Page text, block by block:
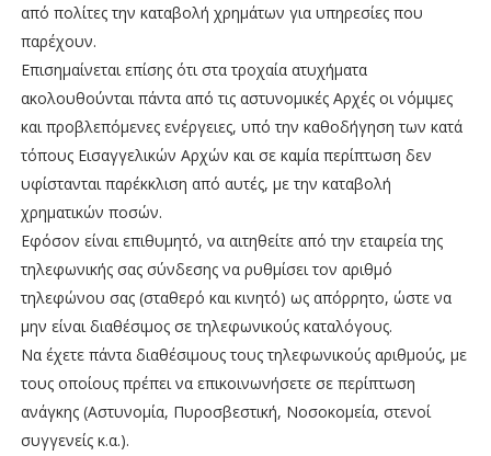
από πολίτες την καταβολή χρημάτων για υπηρεσίες που
παρέχουν.
Επισημαίνεται επίσης ότι στα τροχαία ατυχήματα
ακολουθούνται πάντα από τις αστυνομικές Αρχές οι νόμιμες
και προβλεπόμενες ενέργειες, υπό την καθοδήγηση των κατά
τόπους Εισαγγελικών Αρχών και σε καμία περίπτωση δεν
υφίστανται παρέκκλιση από αυτές, με την καταβολή
χρηματικών ποσών.
Εφόσον είναι επιθυμητό, να αιτηθείτε από την εταιρεία της
τηλεφωνικής σας σύνδεσης να ρυθμίσει τον αριθμό
τηλεφώνου σας (σταθερό και κινητό) ως απόρρητο, ώστε να
μην είναι διαθέσιμος σε τηλεφωνικούς καταλόγους.
Να έχετε πάντα διαθέσιμους τους τηλεφωνικούς αριθμούς, με
τους οποίους πρέπει να επικοινωνήσετε σε περίπτωση
ανάγκης (Αστυνομία, Πυροσβεστική, Νοσοκομεία, στενοί
συγγενείς κ.α.).